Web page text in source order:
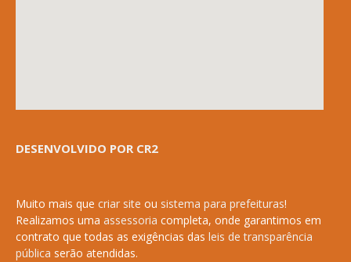
DESENVOLVIDO POR CR2
Muito mais que criar site ou sistema para prefeituras!
Realizamos uma assessoria completa, onde garantimos em
contrato que todas as exigências das leis de transparência
pública serão atendidas.